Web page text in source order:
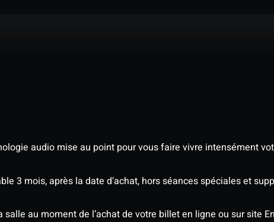
audio mise au point pour vous faire vivre intensément
3 mois, après la date d’achat, hors séances spéciales et
au moment de l’achat de votre billet en ligne ou sur site